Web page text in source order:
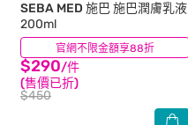
官網不限金額享88折
SEBA MED 施巴施巴潤膚乳液
200ml
$290/件
(售價已折)
$450
(14)